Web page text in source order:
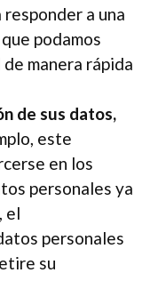
a una
podamos
manera rápida
de sus datos,
este
en los
personales ya
el
personales
su